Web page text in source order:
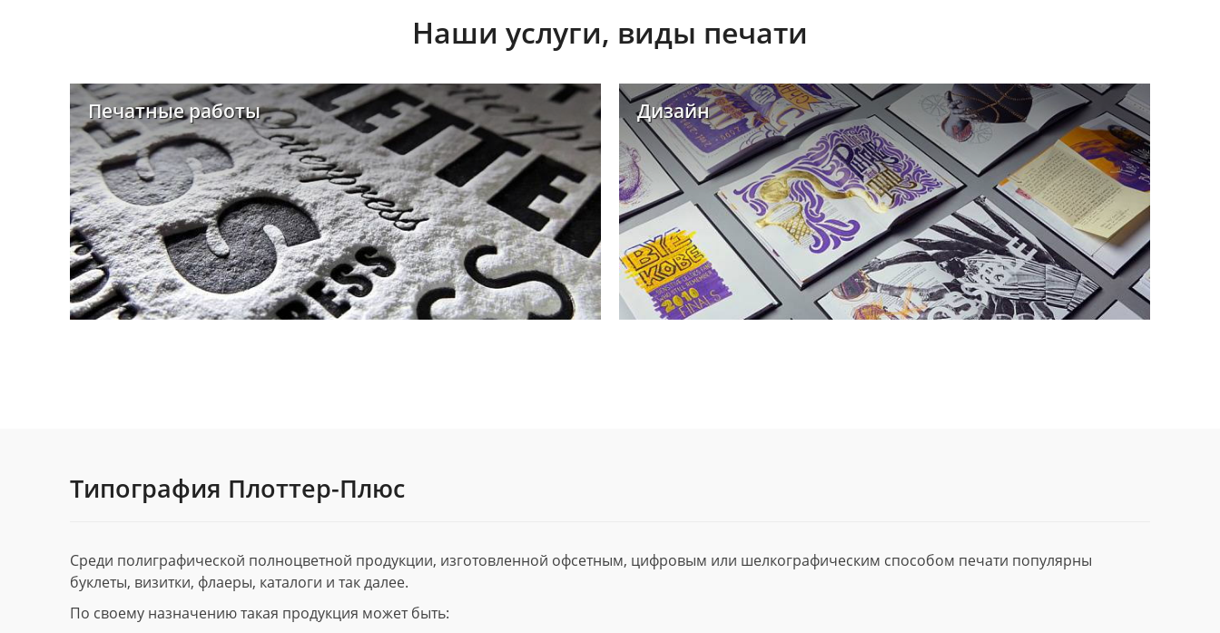
Наши услуги, виды печати
Печатные работы Дизайн
Типография Плоттер-Плюс
Среди полиграфической полноцветной продукции, изготовленной офсетным, цифровым или шелкографическим способом печати популярны
буклеты, визитки, флаеры, каталоги и так далее.
По своему назначению такая продукция может быть: